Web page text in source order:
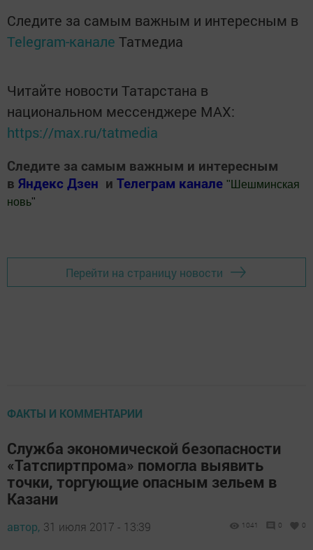
Следите за самым важным и интересным в
Telegram-канале Татмедиа
Читайте новости Татарстана в
национальном мессенджере MАХ:
https://max.ru/tatmedia
Следите за самым важным и интересным
в Яндекс Дзен и Телеграм канале " Шешминская
новь"
Перейти на страницу новости
ФАКТЫ И КОММЕНТАРИИ
Служба экономической безопасности
«Татспиртпрома» помогла выявить
точки, торгующие опасным зельем в
Казани
автор, 31 июля 2017 - 13:39 1041 0 0